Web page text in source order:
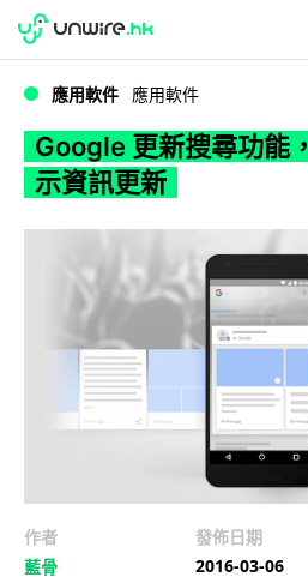
WWDC 2026
應用軟件 應用軟件
Google 更新搜尋功能
示資訊更新
作者
藍骨
發佈日期
2016-03-06